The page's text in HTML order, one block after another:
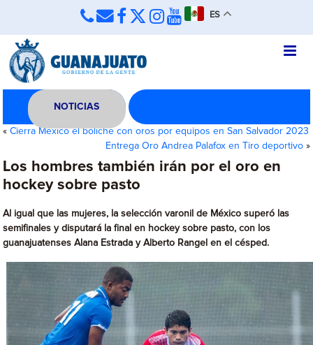
ES
NOTICIAS
«Cierra México el boliche con oros por equipos en San Salvador 2023
Entrega Oro Andrea Palafox en Tiro deportivo»
Los hombres también irán por el oro en
hockey sobre pasto
Al igual que las mujeres, la selección varonil de México superó las
semifinales y disputará la final en hockey sobre pasto, con los
guanajuatenses Alana Estrada y Alberto Rangel en el césped.